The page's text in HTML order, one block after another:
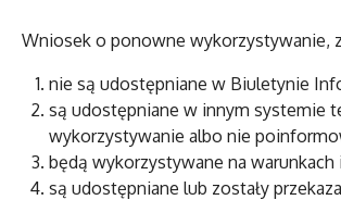
Wniosek o ponowne wykorzystywanie,
nie są udostępniane w Biuletynie
są udostępniane w innym systemie
wykorzystywanie albo nie
będą wykorzystywane na
są udostępniane lub zostały